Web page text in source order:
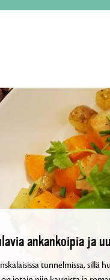
ankankoipia ja
tunnelmissa, sillä